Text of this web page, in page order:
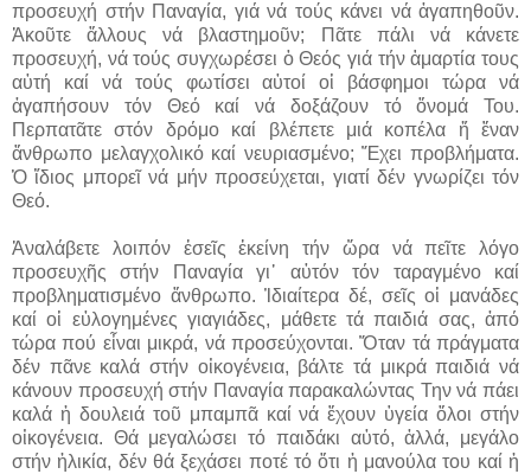
προσευχή στήν Παναγία, γιά νά τούς κάνει νά ἀγαπηθοῦν.
Ἀκοῦτε ἄλλους νά βλαστημοῦν; Πᾶτε πάλι νά κάνετε
προσευχή, νά τούς συγχωρέσει ὁ Θεός γιά τήν ἁμαρτία τους
αὐτή καί νά τούς φωτίσει αὐτοί οἱ βάσφημοι τώρα νά
ἀγαπήσουν τόν Θεό καί νά δοξάζουν τό ὄνομά Του.
Περπατᾶτε στόν δρόμο καί βλέπετε μιά κοπέλα ἤ ἕναν
ἄνθρωπο μελαγχολικό καί νευριασμένο; Ἔχει προβλήματα.
Ὁ ἴδιος μπορεῖ νά μήν προσεύχεται, γιατί δέν γνωρίζει τόν
Θεό.
Ἀναλάβετε λοιπόν ἐσεῖς ἐκείνη τήν ὥρα νά πεῖτε λόγο
προσευχῆς στήν Παναγία γι᾽ αὐτόν τόν ταραγμένο καί
προβληματισμένο ἄνθρωπο. Ἰδιαίτερα δέ, σεῖς οἱ μανάδες
καί οἱ εὐλογημένες γιαγιάδες, μάθετε τά παιδιά σας, ἀπό
τώρα πού εἶναι μικρά, νά προσεύχονται. Ὅταν τά πράγματα
δέν πᾶνε καλά στήν οἰκογένεια, βάλτε τά μικρά παιδιά νά
κάνουν προσευχή στήν Παναγία παρακαλώντας Την νά πάει
καλά ἡ δουλειά τοῦ μπαμπᾶ καί νά ἔχουν ὑγεία ὅλοι στήν
οἰκογένεια. Θά μεγαλώσει τό παιδάκι αὐτό, ἀλλά, μεγάλο
στήν ἡλικία, δέν θά ξεχάσει ποτέ τό ὅτι ἡ μανούλα του καί ἡ